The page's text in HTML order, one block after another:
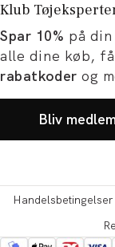
dit købog artikler
og karriere
Klub
Spar 10% på
alle dine køb,
rabatkoder og
Bliv
Handelsbetingelser